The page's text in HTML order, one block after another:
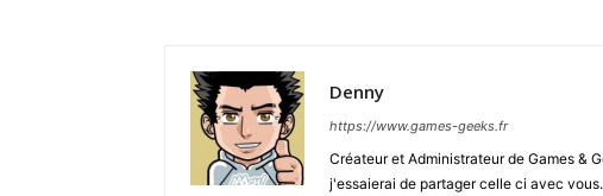
Denny
https://www.games-geeks.fr
Créateur et Administrateur de Games &
j'essaierai de partager celle ci avec vous.